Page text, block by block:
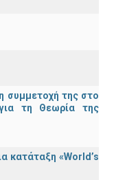
συμμετοχή της στο
για τη Θεωρία της
κατάταξη «World’s